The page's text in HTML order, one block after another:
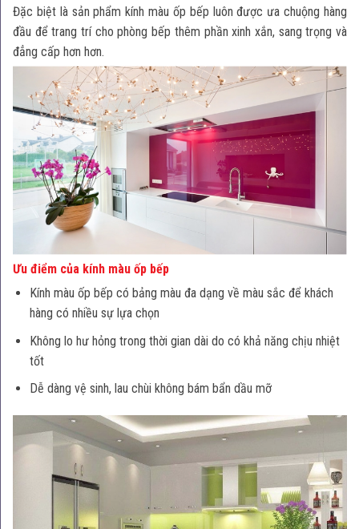
Đặc biệt là sản phẩm kính màu ốp bếp luôn được ưa chuộng hàng
đầu để trang trí cho phòng bếp thêm phần xinh xắn, sang trọng và
đẳng cấp hơn hơn.
Ưu điểm của kính màu ốp bếp
Kính màu ốp bếp có bảng màu đa dạng về màu sắc để khách
hàng có nhiều sự lựa chọn
Không lo hư hỏng trong thời gian dài do có khả năng chịu nhiệt
tốt
Dễ dàng vệ sinh, lau chùi không bám bẩn dầu mỡ